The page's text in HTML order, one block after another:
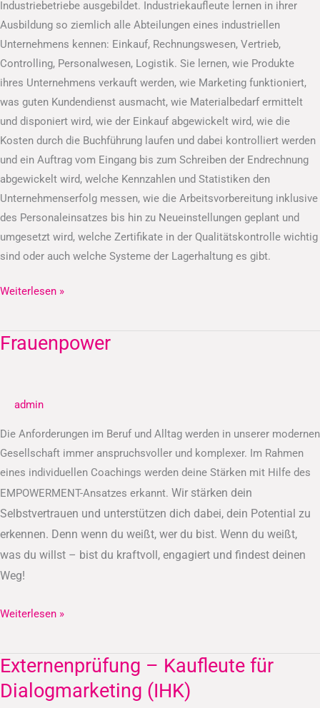
Industriebetriebe ausgebildet. Industriekaufleute lernen in ihrer
Ausbildung so ziemlich alle Abteilungen eines industriellen
Unternehmens kennen: Einkauf, Rechnungswesen, Vertrieb,
Controlling, Personalwesen, Logistik. Sie lernen, wie Produkte
ihres Unternehmens verkauft werden, wie Marketing funktioniert,
was guten Kundendienst ausmacht, wie Materialbedarf ermittelt
und disponiert wird, wie der Einkauf abgewickelt wird, wie die
Kosten durch die Buchführung laufen und dabei kontrolliert werden
und ein Auftrag vom Eingang bis zum Schreiben der Endrechnung
abgewickelt wird, welche Kennzahlen und Statistiken den
Unternehmenserfolg messen, wie die Arbeitsvorbereitung inklusive
des Personaleinsatzes bis hin zu Neueinstellungen geplant und
umgesetzt wird, welche Zertifikate in der Qualitätskontrolle wichtig
sind oder auch welche Systeme der Lagerhaltung es gibt.
Weiterlesen »
Frauenpower
admin
Die Anforderungen im Beruf und Alltag werden in unserer modernen
Gesellschaft immer anspruchsvoller und komplexer. Im Rahmen
eines individuellen Coachings werden deine Stärken mit Hilfe des
EMPOWERMENT-Ansatzes erkannt. Wir stärken dein
Selbstvertrauen und unterstützen dich dabei, dein Potential zu
erkennen. Denn wenn du weißt, wer du bist. Wenn du weißt,
was du willst – bist du kraftvoll, engagiert und findest deinen
Weg!
Frauenpower
Weiterlesen »
Externenprüfung – Kaufleute für
Dialogmarketing (IHK)
Externenprüfung
–
Kaufleute